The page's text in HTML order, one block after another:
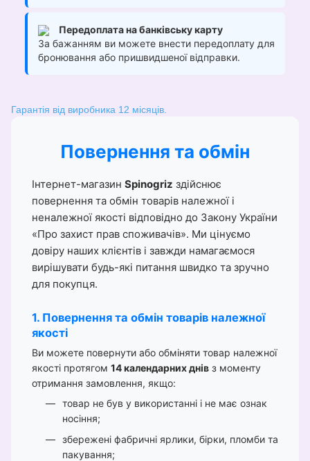
Передоплата на банківську карту
За бажанням ви можете внести передоплату для
бронювання або пришвидшеної відправки.
Гарантія від виробника 12 місяців.
Повернення та обмін
Інтернет-магазин Spinogriz здійснює
повернення та обмін товарів належної і
неналежної якості відповідно до Закону України
«Про захист прав споживачів». Ми цінуємо
довіру наших клієнтів і завжди намагаємося
вирішувати будь-які питання швидко та зручно
для покупця.
1. Повернення та обмін товарів належної
якості
Ви можете повернути або обміняти товар належної
якості протягом 14 календарних днів з моменту
отримання замовлення, якщо:
товар не був у використанні і не має ознак
носіння;
збережені фабричні ярлики, бірки, пломби та
пакування;